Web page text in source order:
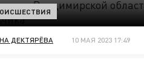
ДЕКТЯРЁВА 10 МАЯ 2023 17:49